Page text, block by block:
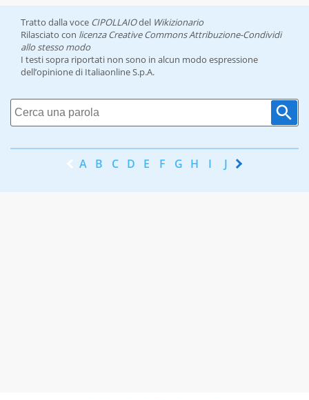
Tratto dalla voce CIPOLLAIOdel Wikizionario
Rilasciato con licenza Creative Commons Attribuzione-Condividi
allo stesso modo
I testi sopra riportati non sono in alcun modo espressione
dell’opinione di Italiaonline S.p.A.
A B C D E F G H I J K